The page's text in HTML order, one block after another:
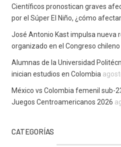
Científicos pronostican graves
por el Súper El Niño, ¿cómo
José Antonio Kast impulsa nueva
organizado en el Congreso chileno
Alumnas de la Universidad
inician estudios en Colombia
México vs Colombia femenil sub-
Juegos Centroamericanos 2026
CATEGORÍAS